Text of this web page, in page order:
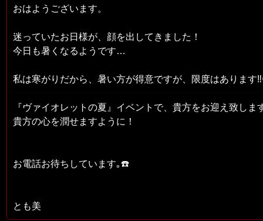
おはようございます。
迷っていたお日様が、顔を出してきました！
今日も暑くなるようです…
私は寒がりだから、暑い方が得意ですが、限度はあります
『ヴァイオレットの夏』イベントで、貴方をお迎え致しま
貴方の心を潤せますように！
お電話お待ちしています｡☎️
とも美